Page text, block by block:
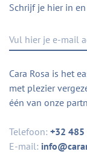
Schrijf je hier in
Cara Rosa is het
met plezier
één van onze
Telefoon: +32
E-mail: